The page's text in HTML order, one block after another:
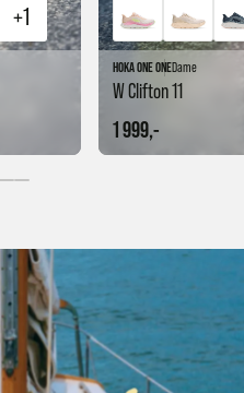
+1
HOKA ONE ONEDame
W Clifton 11
1 999,-